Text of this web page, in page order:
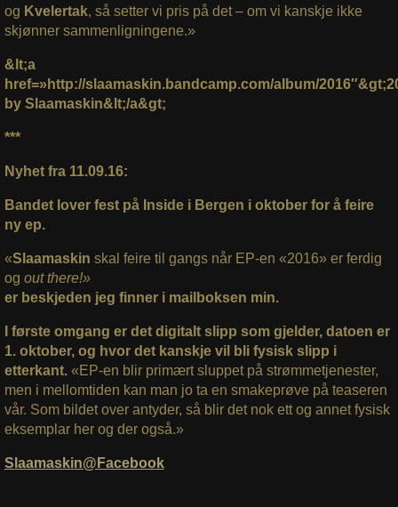
og Kvelertak, så setter vi pris på det – om vi kanskje ikke
skjønner sammenligningene.»
&lt;a
href=»http://slaamaskin.bandcamp.com/album/
by Slaamaskin&lt;/a&gt;
***
Nyhet fra 11.09.16:
Bandet lover fest på Inside i Bergen i oktober for å feire
ny ep.
«Slaamaskin skal feire til gangs når EP-en «2016» er ferdig
og out there!»
er beskjeden jeg finner i mailboksen min.
I første omgang er det digitalt slipp som gjelder, datoen er
1. oktober, og hvor det kanskje vil bli fysisk slipp i
etterkant. «EP-en blir primært sluppet på strømmetjenester,
men i mellomtiden kan man jo ta en smakeprøve på teaseren
vår. Som bildet over antyder, så blir det nok ett og annet fysisk
eksemplar her og der også.»
Slaamaskin@Facebook